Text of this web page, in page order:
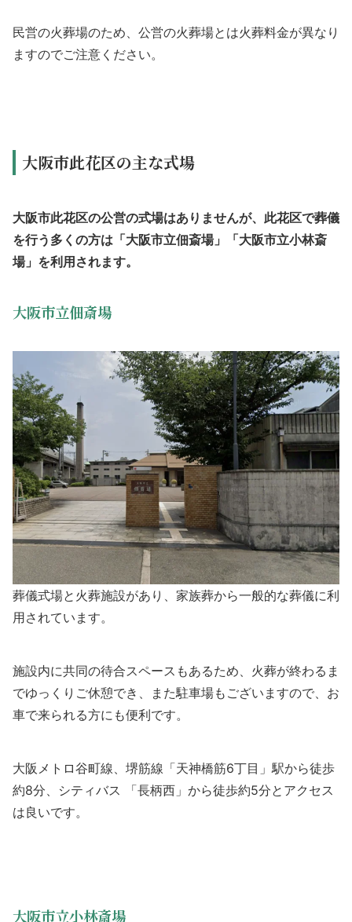
民営の火葬場のため、公営の火葬場とは火葬料金が異なり
ますのでご注意ください。
大阪市此花区の主な式場
大阪市此花区の公営の式場はありませんが、此花区で葬儀
を行う多くの方は「大阪市立佃斎場」「大阪市立小林斎
場」を利用されます。
大阪市立佃斎場
葬儀式場と火葬施設があり、家族葬から一般的な葬儀に利
用されています。
施設内に共同の待合スペースもあるため、火葬が終わるま
でゆっくりご休憩でき、また駐車場もございますので、お
車で来られる方にも便利です。
大阪メトロ谷町線、堺筋線「天神橋筋6丁目」駅から徒歩
約8分、シティバス 「長柄西」から徒歩約5分とアクセス
は良いです。
大阪市立小林斎場